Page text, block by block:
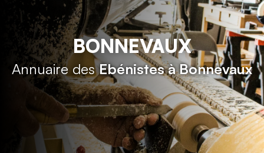
BONNEVAUX
Annuaire desEbénistes à Bonnevaux